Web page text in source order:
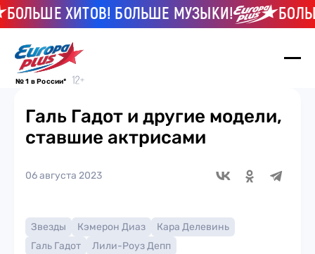
ХИТОВ! БОЛЬШЕ МУЗЫКИ! БОЛЬШЕ
№ 1 в России*
Галь Гадот и другие модели,
ставшие актрисами
06 августа 2023
Звезды Кэмерон Диаз
Кара Делевинь
Галь Гадот
Лили-Роуз Депп